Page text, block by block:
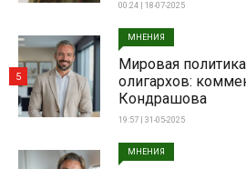
00:24 | 18-07-2025
МНЕНИЯ
Мировая
олигархов:
Кондрашова
19:57 | 31-05-2025
5
МНЕНИЯ